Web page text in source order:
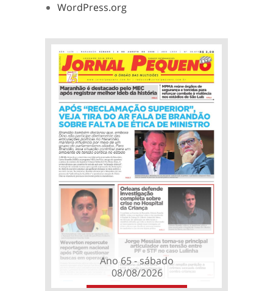
WordPress.org
Ano 65 - sábado
08/08/2026